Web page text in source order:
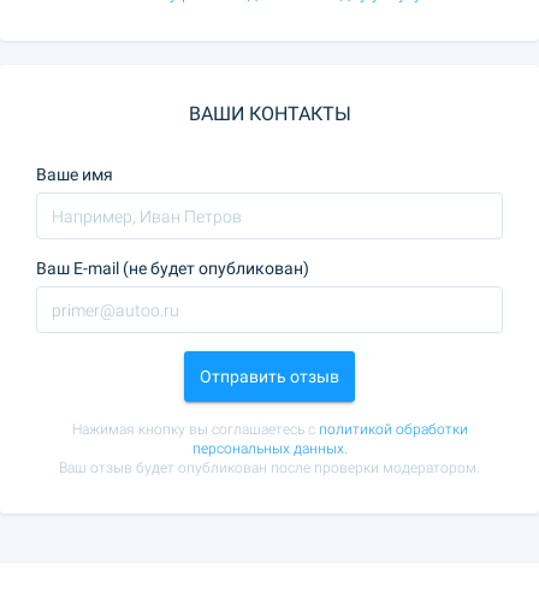
ВАШИ КОНТАКТЫ
Ваше имя
Ваш E-mail (не будет опубликован)
Отправить отзыв
Нажимая кнопку вы соглашаетесь с политикой обработки
персональных данных.
Ваш отзыв будет опубликован после проверки модератором.